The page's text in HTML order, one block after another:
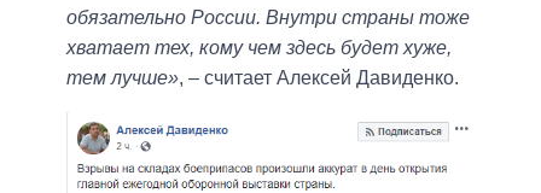
обязательно России. Внутри страны тоже
хватает тех, кому чем здесь будет хуже,
тем лучше», – считает Алексей Давиденко.